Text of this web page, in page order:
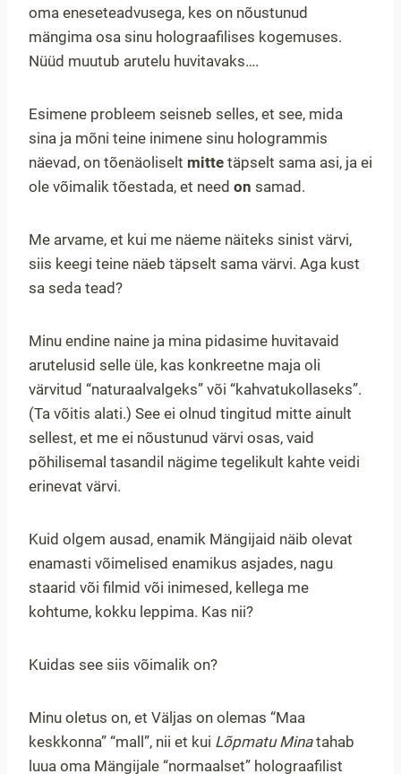
oma eneseteadvusega, kes on nõustunud
mängima osa sinu holograafilises kogemuses.
Nüüd muutub arutelu huvitavaks….
Esimene probleem seisneb selles, et see, mida
sina ja mõni teine inimene sinu hologrammis
näevad, on tõenäoliselt mitte täpselt sama asi, ja ei
ole võimalik tõestada, et need on samad.
Me arvame, et kui me näeme näiteks sinist värvi,
siis keegi teine näeb täpselt sama värvi. Aga kust
sa seda tead?
Minu endine naine ja mina pidasime huvitavaid
arutelusid selle üle, kas konkreetne maja oli
värvitud “naturaalvalgeks” või “kahvatukollaseks”.
(Ta võitis alati.) See ei olnud tingitud mitte ainult
sellest, et me ei nõustunud värvi osas, vaid
põhilisemal tasandil nägime tegelikult kahte veidi
erinevat värvi.
Kuid olgem ausad, enamik Mängijaid näib olevat
enamasti võimelised enamikus asjades, nagu
staarid või filmid või inimesed, kellega me
kohtume, kokku leppima. Kas nii?
Kuidas see siis võimalik on?
Minu oletus on, et Väljas on olemas “Maa
keskkonna” “mall”, nii et kui Lõpmatu Minatahab
luua oma Mängijale “normaalset” holograafilist